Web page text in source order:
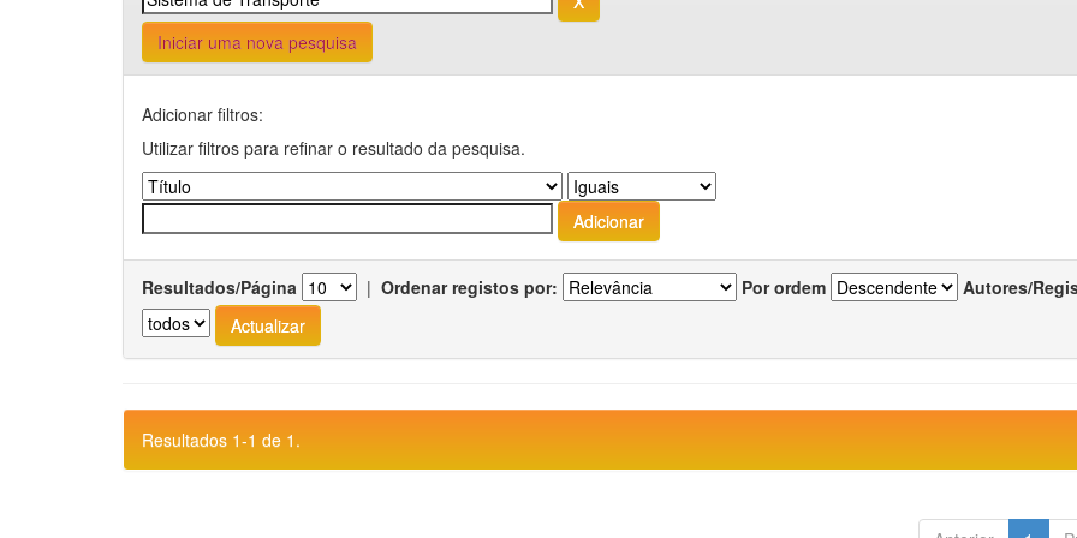
Iniciar uma nova pesquisa
Adicionar filtros:
Utilizar filtros para refinar o resultado da pesquisa.
Resultados/Página | Ordenar registos por: Por ordem Autores/
Resultados 1-1 de 1.